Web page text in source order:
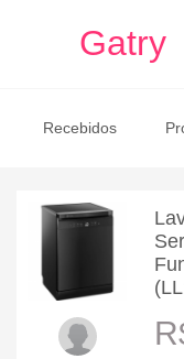
Gatry
Recebidos